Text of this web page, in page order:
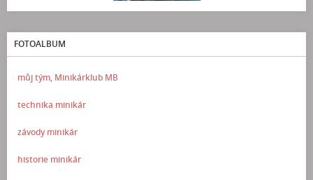
FOTOALBUM
můj tým, Minikárklub MB
technika minikár
závody minikár
historie minikár